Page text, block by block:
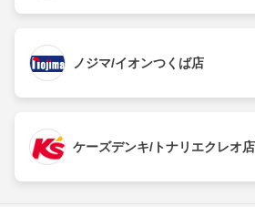
ノジマ/イオンつくば店
ケーズデンキ/トナリエクレオ店